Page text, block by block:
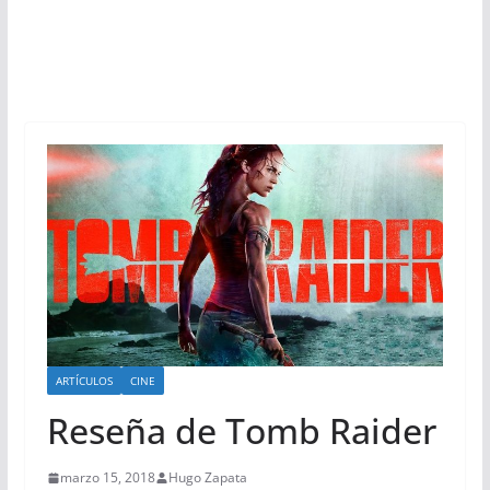
ARTÍCULOS CINE
Reseña de Tomb Raider
marzo 15, 2018 Hugo Zapata